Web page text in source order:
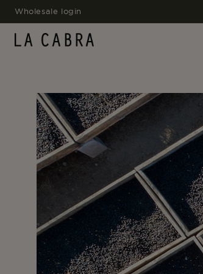
GÅ TIL
Wholesale login